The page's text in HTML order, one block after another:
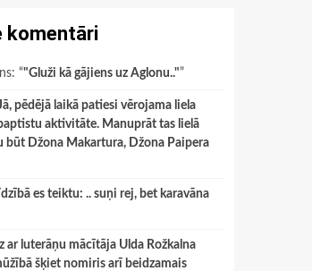
komentāri
: “"Gluži kā gājiens uz Aglonu.."”
pēdējā laikā patiesi vērojama liela
aktivitāte. Manuprāt tas lielā
būt Džona Makartura, Džona Paipera
es teiktu: .. suņi rej, bet karavāna
ar luterāņu mācītāja Ulda Rožkalna
šķiet nomiris arī beidzamais